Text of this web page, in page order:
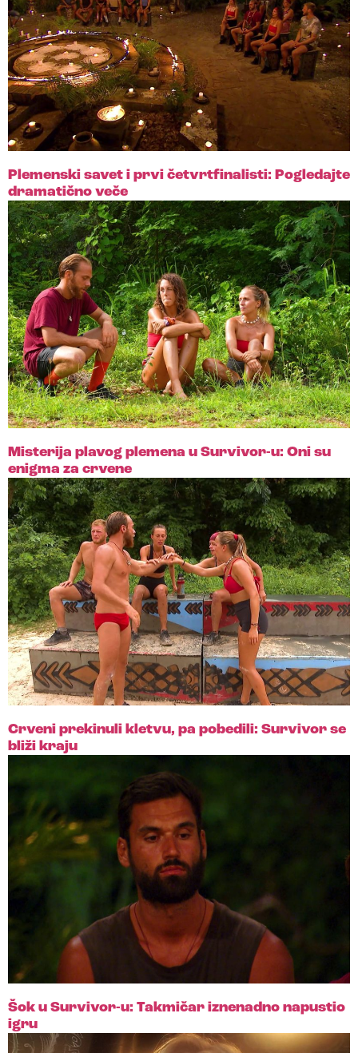
Plemenski savet i prvi četvrtfinalisti: Pogledajte
dramatično veče
Misterija plavog plemena u Survivor-u: Oni su
enigma za crvene
Crveni prekinuli kletvu, pa pobedili: Survivor se
bliži kraju
Šok u Survivor-u: Takmičar iznenadno napustio
igru